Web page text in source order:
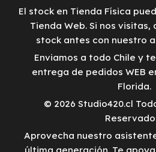
El stock en Tienda Física
Tienda Web. Si nos
stock antes con nuestro
Enviamos a todo Chile y
entrega de pedidos WEB
Florida.
© 2026 Studio420.cl
Aprovecha nuestro
última generación. Te